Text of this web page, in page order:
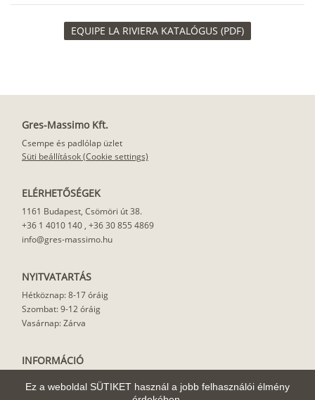
Ez a weboldal SÜTIKET használ a jobb felhasználói élmény
EQUIPE LA RIVIERA KATALÓGUS (PDF)
Gres-Massimo Kft.
Csempe és padlólap üzlet
Süti beállítások (Cookie settings)
ELÉRHETŐSÉGEK
1161 Budapest, Csömöri út 38.
+36 1 4010 140 , +36 30 855 4869
info@gres-massimo.hu
NYITVATARTÁS
Hétköznap: 8-17 óráig
Szombat: 9-12 óráig
Vasárnap: Zárva
INFORMÁCIÓ
Felhasználási javaslat